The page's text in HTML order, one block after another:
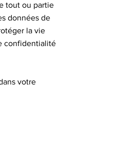
tout ou partie
données de
la vie
confidentialité
votre